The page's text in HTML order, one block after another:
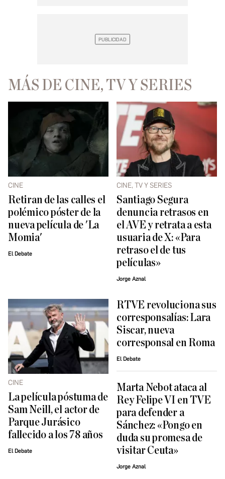
MÁS DE CINE, TV Y SERIES
CINE
Retiran de las calles el
polémico póster de la
nueva película de 'La
Momia'
El Debate
CINE, TV Y SERIES
Santiago Segura
denuncia retrasos en
el AVE y retrata a esta
usuaria de X: «Para
retraso el de tus
películas»
Jorge Aznal
CINE
La película póstuma de
Sam Neill, el actor de
Parque Jurásico
fallecido a los 78 años
El Debate
RTVE revoluciona sus
corresponsalías: Lara
Siscar, nueva
corresponsal en Roma
El Debate
Marta Nebot ataca al
Rey Felipe VI en TVE
para defender a
Sánchez: «Pongo en
duda su promesa de
visitar Ceuta»
Jorge Aznal